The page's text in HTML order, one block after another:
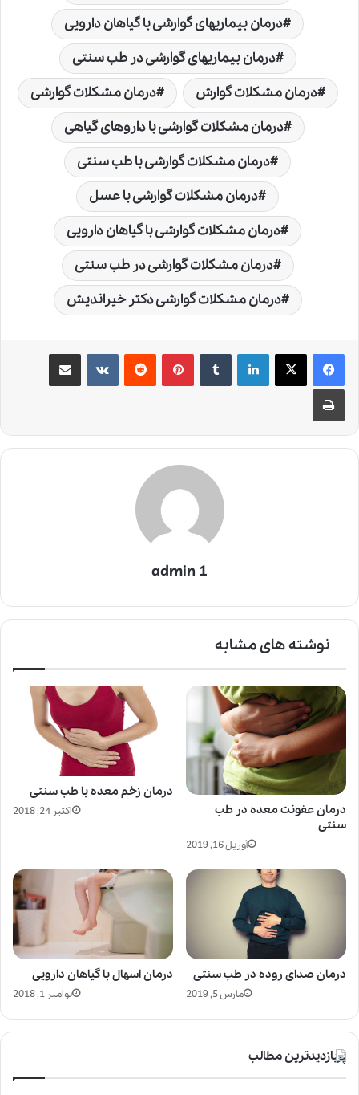
درمان بیماریهای گوارشی با گیاهان دارویی
درمان بیماریهای گوارشی در طب سنتی
درمان مشکلات گوارش
درمان مشکلات گوارشی
درمان مشکلات گوارشی با داروهای گیاهی
درمان مشکلات گوارشی با طب سنتی
درمان مشکلات گوارشی با عسل
درمان مشکلات گوارشی با گیاهان دارویی
درمان مشکلات گوارشی در طب سنتی
درمان مشکلات گوارشی دکتر خیراندیش
لینکدین ‫تامبلر ‫پین‌ترست‫رددیت ‫VKontakteاشتراک گذاری از طریق ایمیل
چاپ
admin 1
نوشته های مشابه
درمان زخم معده با طب سنتی
اکتبر 24, 2018
درمان عفونت معده در طب
سنتی
آوریل 16, 2019
درمان اسهال با گیاهان دارویی
نوامبر 1, 2018
درمان صدای روده در طب سنتی
مارس 5, 2019
پربازدیدترین مطالب